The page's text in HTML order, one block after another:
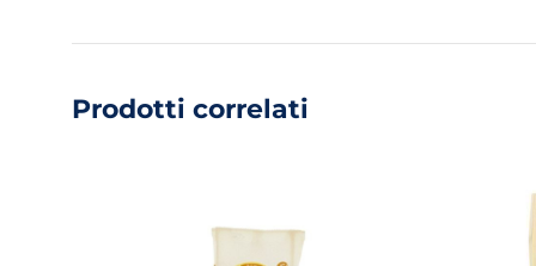
Prodotti correlati